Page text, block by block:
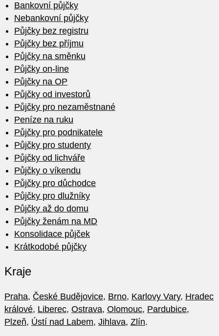
Bankovní půjčky
Nebankovní půjčky
Půjčky bez registru
Půjčky bez příjmu
Půjčky na směnku
Půjčky on-line
Půjčky na OP
Půjčky od investorů
Půjčky pro nezaměstnané
Peníze na ruku
Půjčky pro podnikatele
Půjčky pro studenty
Půjčky od lichváře
Půjčky o víkendu
Půjčky pro důchodce
Půjčky pro dlužníky
Půjčky až do domu
Půjčky ženám na MD
Konsolidace půjček
Krátkodobé půjčky
Kraje
Praha, České Budějovice, Brno, Karlovy Vary, Hradec
králové, Liberec, Ostrava, Olomouc, Pardubice,
Plzeň, Ústí nad Labem, Jihlava, Zlín.